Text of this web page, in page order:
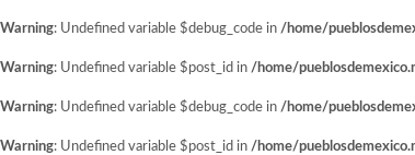
Warning: Undefined variable $debug_code in /home/
Warning: Undefined variable $post_id in /home/
Warning: Undefined variable $debug_code in /home/
Warning: Undefined variable $post_id in /home/